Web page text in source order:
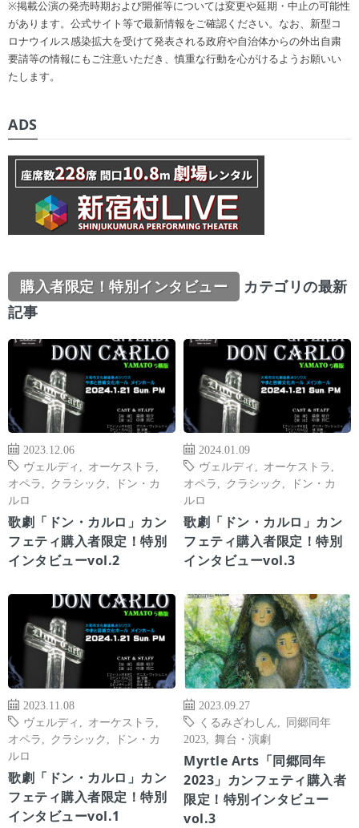
※掲載公演の発売時期および開催等については変更や延期・中止の可能性
があります。公式サイト等で最新情報をご確認ください。なお、新型コ
ロナウイルス感染拡大を受けて発表される政府や自治体からの外出自粛
要請等の情報にもご注意いただき、慎重な行動を心がけるようお願いい
たします。
ADS
購入者限定！特別インタビュー
カテゴリの最新
記事
2023.12.06
ヴェルディ
オーケストラ
オペラ
クラシック
ドン・カ
ルロ
歌劇「ドン・カルロ」カン
フェティ購入者限定！特別
インタビューvol.2
2024.01.09
ヴェルディ
オーケストラ
オペラ
クラシック
ドン・カ
ルロ
歌劇「ドン・カルロ」カン
フェティ購入者限定！特別
インタビューvol.3
2023.11.08
ヴェルディ
オーケストラ
オペラ
クラシック
ドン・カ
ルロ
歌劇「ドン・カルロ」カン
フェティ購入者限定！特別
インタビューvol.1
2023.09.27
くるみざわしん
同郷同年
2023
舞台・演劇
Myrtle Arts「同郷同年
2023」カンフェティ購入者
限定！特別インタビュー
vol.3